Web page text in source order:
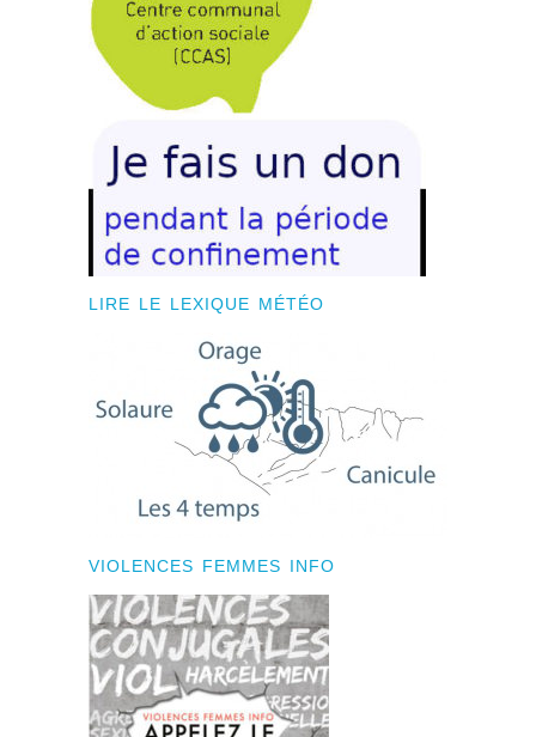
LIRE LE LEXIQUE MÉTÉO
VIOLENCES FEMMES INFO